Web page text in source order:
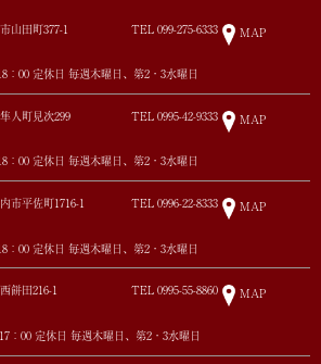
山田町377-1 TEL 099-275-6333 MAP
：00 定休日 毎週木曜日、第2・3水曜日
人町見次299 TEL 0995-42-9333 MAP
：00 定休日 毎週木曜日、第2・3水曜日
市平佐町1716-1 TEL 0996-22-8333 MAP
：00 定休日 毎週木曜日、第2・3水曜日
餅田216-1 TEL 0995-55-8860 MAP
：00 定休日 毎週木曜日、第2・3水曜日